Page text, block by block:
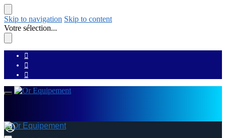
Skip to navigation Skip to content
Votre sélection...